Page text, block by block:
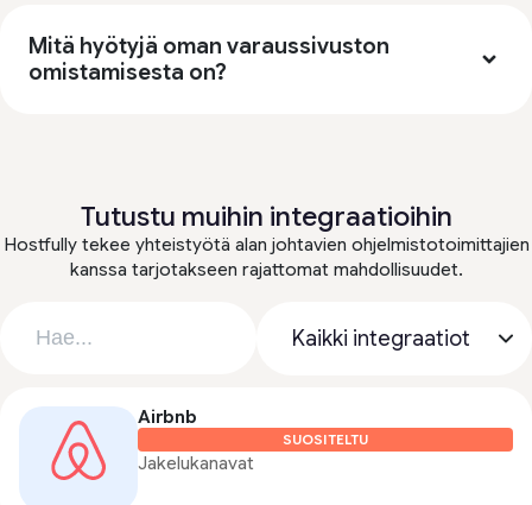
Mitä hyötyjä oman varaussivuston
omistamisesta on?
Tutustu muihin integraatioihin
Hostfully tekee yhteistyötä alan johtavien ohjelmistotoimittajien
kanssa tarjotakseen rajattomat mahdollisuudet.
Airbnb
SUOSITELTU
Jakelukanavat